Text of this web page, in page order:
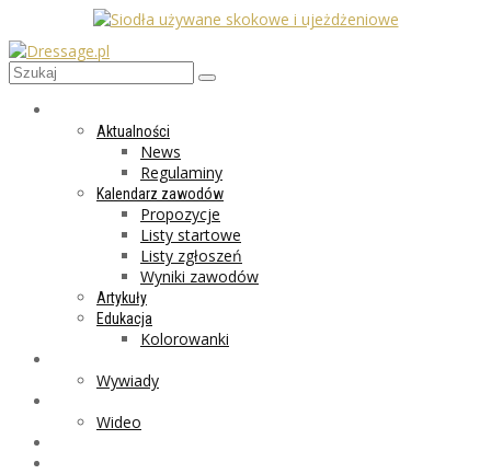
Aktualności
News
Regulaminy
Kalendarz zawodów
Propozycje
Listy startowe
Listy zgłoszeń
Wyniki zawodów
Artykuły
Edukacja
Kolorowanki
Wywiady
Wideo